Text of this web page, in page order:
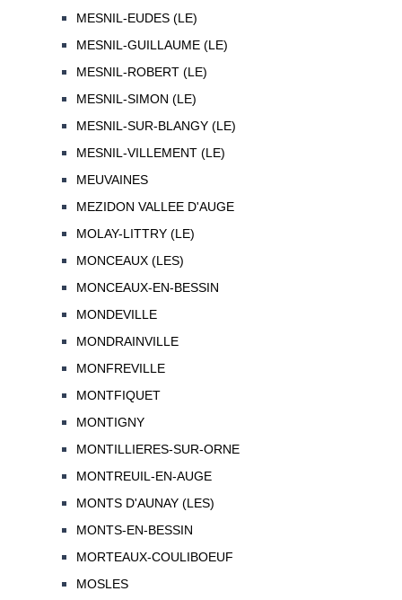
MESNIL-EUDES (LE)
MESNIL-GUILLAUME (LE)
MESNIL-ROBERT (LE)
MESNIL-SIMON (LE)
MESNIL-SUR-BLANGY (LE)
MESNIL-VILLEMENT (LE)
MEUVAINES
MEZIDON VALLEE D'AUGE
MOLAY-LITTRY (LE)
MONCEAUX (LES)
MONCEAUX-EN-BESSIN
MONDEVILLE
MONDRAINVILLE
MONFREVILLE
MONTFIQUET
MONTIGNY
MONTILLIERES-SUR-ORNE
MONTREUIL-EN-AUGE
MONTS D'AUNAY (LES)
MONTS-EN-BESSIN
MORTEAUX-COULIBOEUF
MOSLES